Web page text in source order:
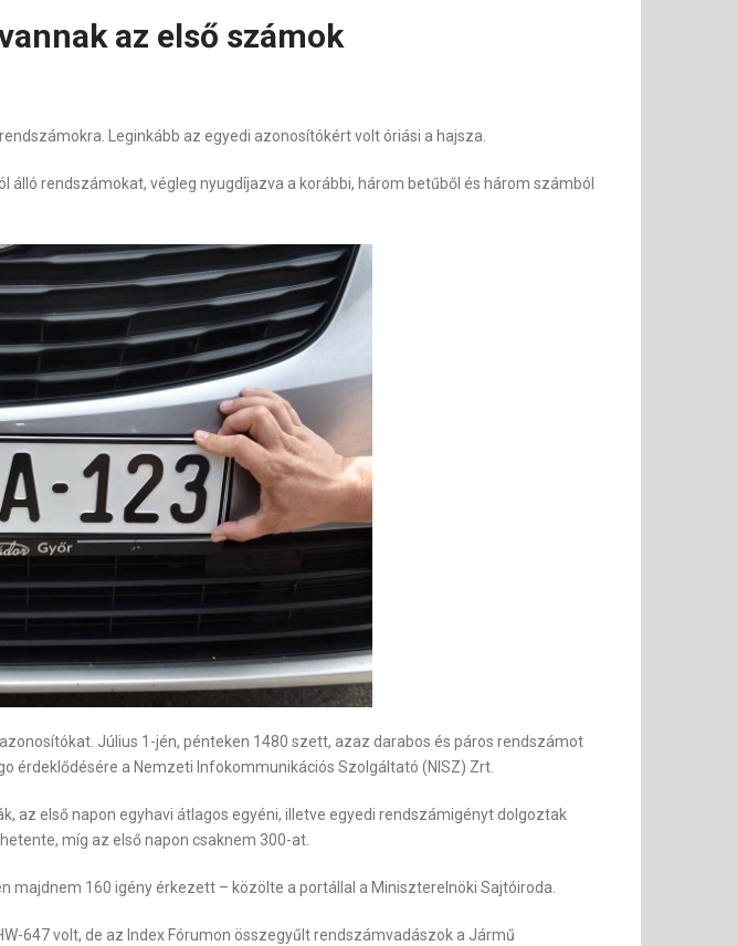
az első számok
Leginkább az egyedi azonosítókért volt óriási a hajsza.
rendszámokat, végleg nyugdíjazva a korábbi, három betűből és három számból
Július 1-jén, pénteken 1480 szett, azaz darabos és páros rendszámot
érdeklődésére a Nemzeti Infokommunikációs Szolgáltató (NISZ) Zrt.
az első napon egyhavi átlagos egyéni, illetve egyedi rendszámigényt dolgoztak
míg az első napon csaknem 300-at.
160 igény érkezett – közölte a portállal a Miniszterelnöki Sajtóiroda.
647 volt, de az Index Fórumon összegyűlt rendszámvadászok a Jármű